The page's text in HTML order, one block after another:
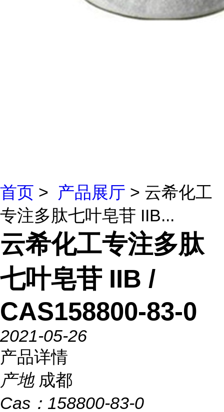
首页 > 产品展厅 > 云希化工
专注多肽七叶皂苷 IIB...
云希化工专注多肽
七叶皂苷 IIB /
CAS158800-83-0
2021-05-26
产品详情
产地 成都
Cas： 158800-83-0